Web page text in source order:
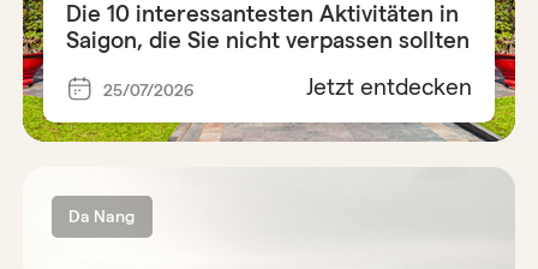
Die 10 interessantesten Aktivitäten in
Saigon, die Sie nicht verpassen sollten
25/07/2026 Jetzt entdecken
Da Nang